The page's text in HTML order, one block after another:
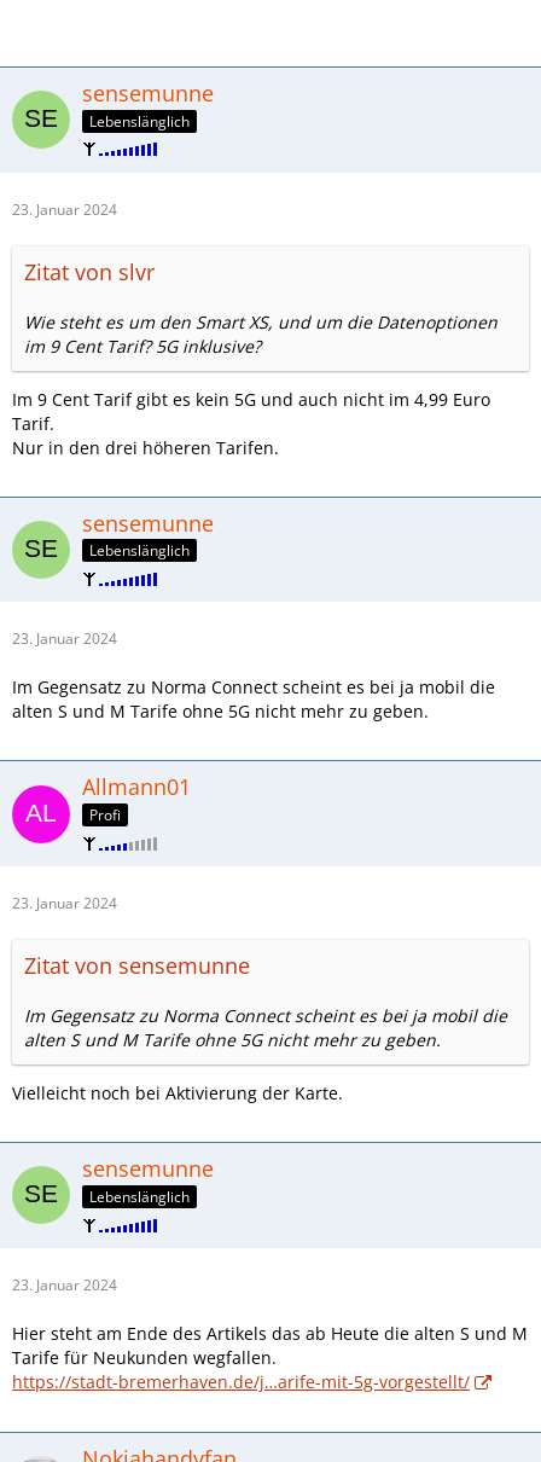
sensemunne
Lebenslänglich
23. Januar 2024
Zitat von slvr
Wie steht es um den Smart XS, und um die Datenoptionen
im 9 Cent Tarif? 5G inklusive?
Im 9 Cent Tarif gibt es kein 5G und auch nicht im 4,99 Euro
Tarif.
Nur in den drei höheren Tarifen.
sensemunne
Lebenslänglich
23. Januar 2024
Im Gegensatz zu Norma Connect scheint es bei ja mobil die
alten S und M Tarife ohne 5G nicht mehr zu geben.
Allmann01
Profi
23. Januar 2024
Zitat von sensemunne
Im Gegensatz zu Norma Connect scheint es bei ja mobil die
alten S und M Tarife ohne 5G nicht mehr zu geben.
Vielleicht noch bei Aktivierung der Karte.
sensemunne
Lebenslänglich
23. Januar 2024
Hier steht am Ende des Artikels das ab Heute die alten S und M
Tarife für Neukunden wegfallen.
https://stadt-bremerhaven.de/j…arife-mit-5g-vorgestellt/